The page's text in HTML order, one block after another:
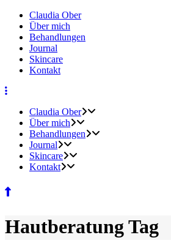
Claudia Ober
Über mich
Behandlungen
Journal
Skincare
Kontakt
Claudia Ober
Über mich
Behandlungen
Journal
Skincare
Kontakt
Hautberatung Tag